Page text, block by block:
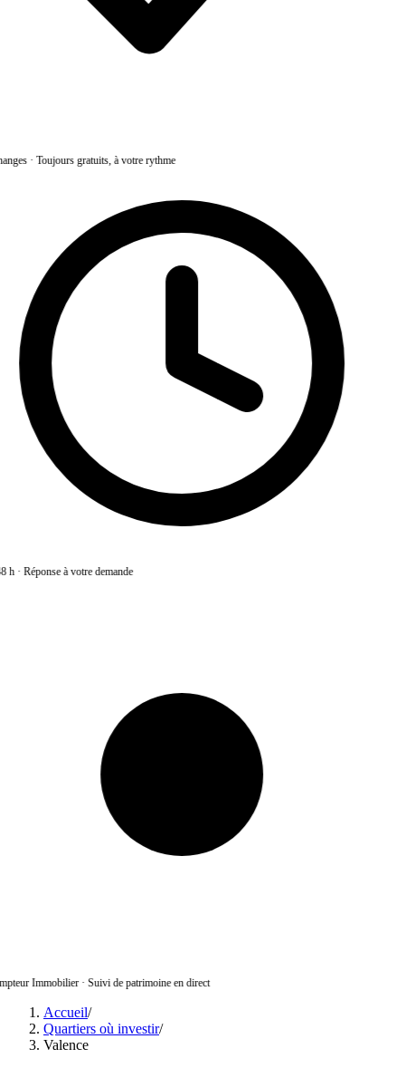
· Toujours gratuits, à votre rythme
h· Réponse à votre demande
Immobilier· Suivi de patrimoine en direct
Accueil/
Quartiers où investir/
Valence